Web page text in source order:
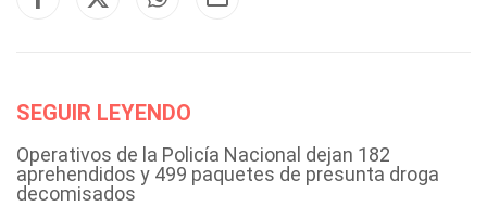
SEGUIR LEYENDO
Operativos de la Policía Nacional dejan 182
aprehendidos y 499 paquetes de presunta droga
decomisados